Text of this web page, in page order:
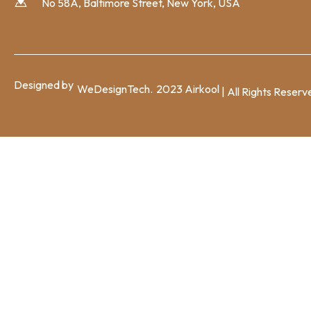
No 58A, Baltimore Street, New York, USA
Designed by WeDesignTech. 2023 Airkool | All Rights